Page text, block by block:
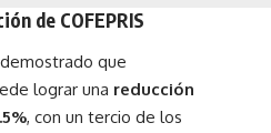
de COFEPRIS
que
lograr una reducción
, con un tercio de los